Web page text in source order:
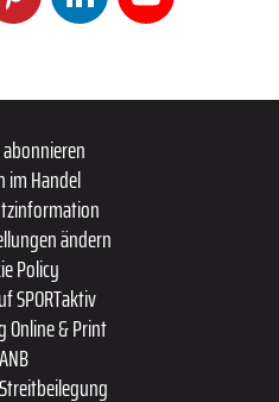
im Handel
ändern
Policy
SPORTaktiv
Online & Print
ANB